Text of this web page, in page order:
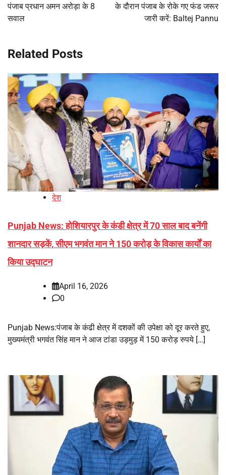
पंजाब प्रधान अमन अरोड़ा के 8
सवाल
के दौरान पंजाब के रोके गए फंड जरूर
जारी करें: Baltej Pannu
Related Posts
देश
Punjab News: होशियारपुर के कंडी क्षेत्र में 70 साल बाद बनेंगी
शानदार सड़कें, सीएम भगवंत मान ने 150 करोड़ के विकास कार्यों का
किया उद्घाटन
April 16, 2026
0
Punjab News:पंजाब के कंढी क्षेत्र में दशकों की उपेक्षा को दूर करते हुए,
मुख्यमंत्री भगवंत सिंह मान ने आज टांडा उड़मुड़ में 150 करोड़ रुपये […]